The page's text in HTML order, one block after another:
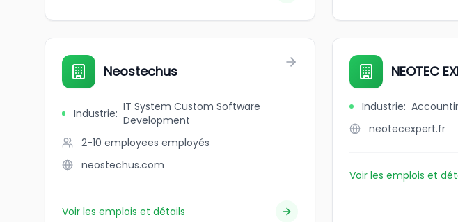
Neostechus
Industrie: IT System Custom Software
Development
2-10 employees employés
neostechus.com
Voir les emplois et détails
NEOTEC
Industrie:
neotecexpert.fr
Voir les emplois et